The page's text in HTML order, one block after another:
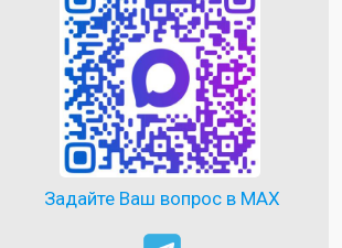
Задайте Ваш вопрос в MAX